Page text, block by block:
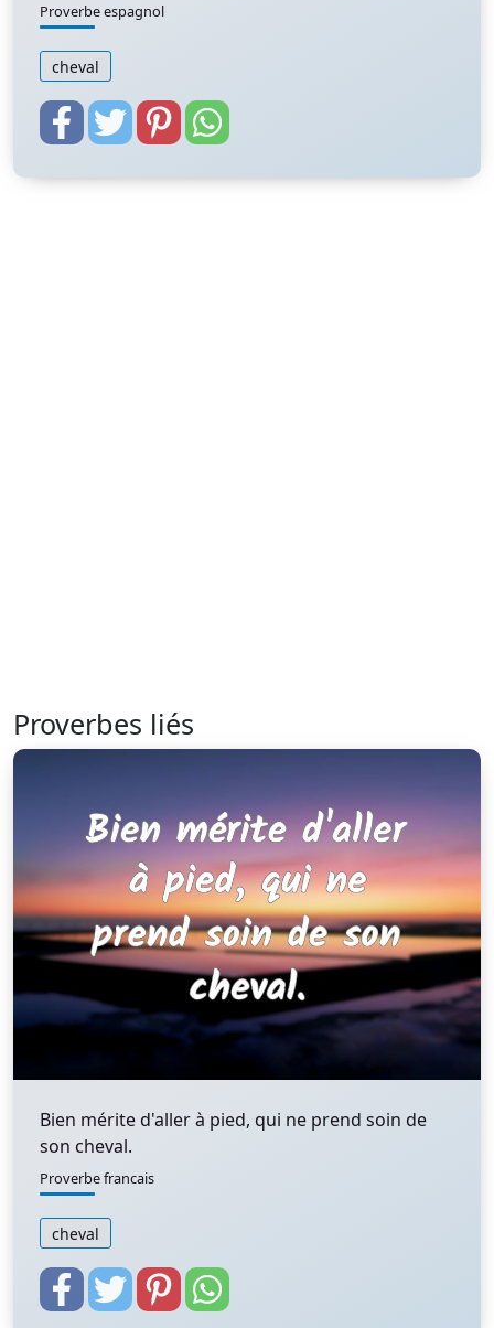
Proverbe espagnol
cheval
Proverbes liés
Bien mérite d'aller à pied, qui ne prend soin de
son cheval.
Proverbe francais
cheval